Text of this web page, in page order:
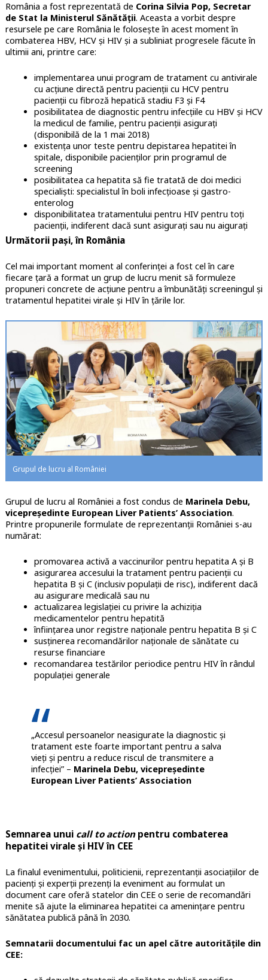
România a fost reprezentată de Corina Silvia Pop, Secretar
de Stat la Ministerul Sănătății. Aceasta a vorbit despre
resursele pe care România le folosește în acest moment în
combaterea HBV, HCV și HIV și a subliniat progresele făcute în
ultimii ani, printre care:
implementarea unui program de tratament cu antivirale
cu acțiune directă pentru pacienții cu HCV pentru
pacienții cu fibroză hepatică stadiu F3 și F4
posibilitatea de diagnostic pentru infecțiile cu HBV și HCV
la medicul de familie, pentru pacienții asigurați
(disponibilă de la 1 mai 2018)
existența unor teste pentru depistarea hepatitei în
spitale, disponibile pacienților prin programul de
screening
posibilitatea ca hepatita să fie tratată de doi medici
specialiști: specialistul în boli infecțioase și gastro-
enterolog
disponibilitatea tratamentului pentru HIV pentru toți
pacienții, indiferent dacă sunt asigurați sau nu aigurați
Următorii pași, în România
Cel mai important moment al conferinței a fost cel în care
fiecare țară a format un grup de lucru menit să formuleze
propuneri concrete de acțiune pentru a îmbunătăți screeningul și
tratamentul hepatitei virale și HIV în țările lor.
Grupul de lucru al României
Grupul de lucru al României a fost condus de Marinela Debu,
vicepreședinte European Liver Patients’ Association.
Printre propunerile formulate de reprezentanții României s-au
numărat:
promovarea activă a vaccinurilor pentru hepatita A și B
asigurarea accesului la tratament pentru pacienții cu
hepatita B și C (inclusiv populații de risc), indiferent dacă
au asigurare medicală sau nu
actualizarea legislației cu privire la achiziția
medicamentelor pentru hepatită
înființarea unor registre naționale pentru hepatita B și C
susținerea recomandărilor naționale de sănătate cu
resurse financiare
recomandarea testărilor periodice pentru HIV în rândul
populației generale
„Accesul persoanelor neasigurate la diagnostic și
tratament este foarte important pentru a salva
vieți și pentru a reduce riscul de transmitere a
infecției” – Marinela Debu, vicepreședinte
European Liver Patients’ Association
Semnarea unui call to action pentru combaterea
hepatitei virale și HIV în CEE
La finalul evenimentului, politicienii, reprezentanții asociațiilor de
pacienți și experții prezenți la eveniment au formulat un
document care oferă statelor din CEE o serie de recomandări
menite să ajute la eliminarea hepatitei ca amenințare pentru
sănătatea publică până în 2030.
Semnatarii documentului fac un apel către autoritățile din
CEE: